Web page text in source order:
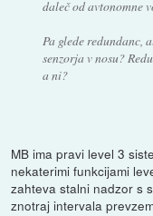
daleč od avtonomne
Pa glede redundanc,
senzorja v nosu?
a ni?
MB ima pravi level 3
nekaterimi funkcijami
zahteva stalni nadzor s
znotraj intervala